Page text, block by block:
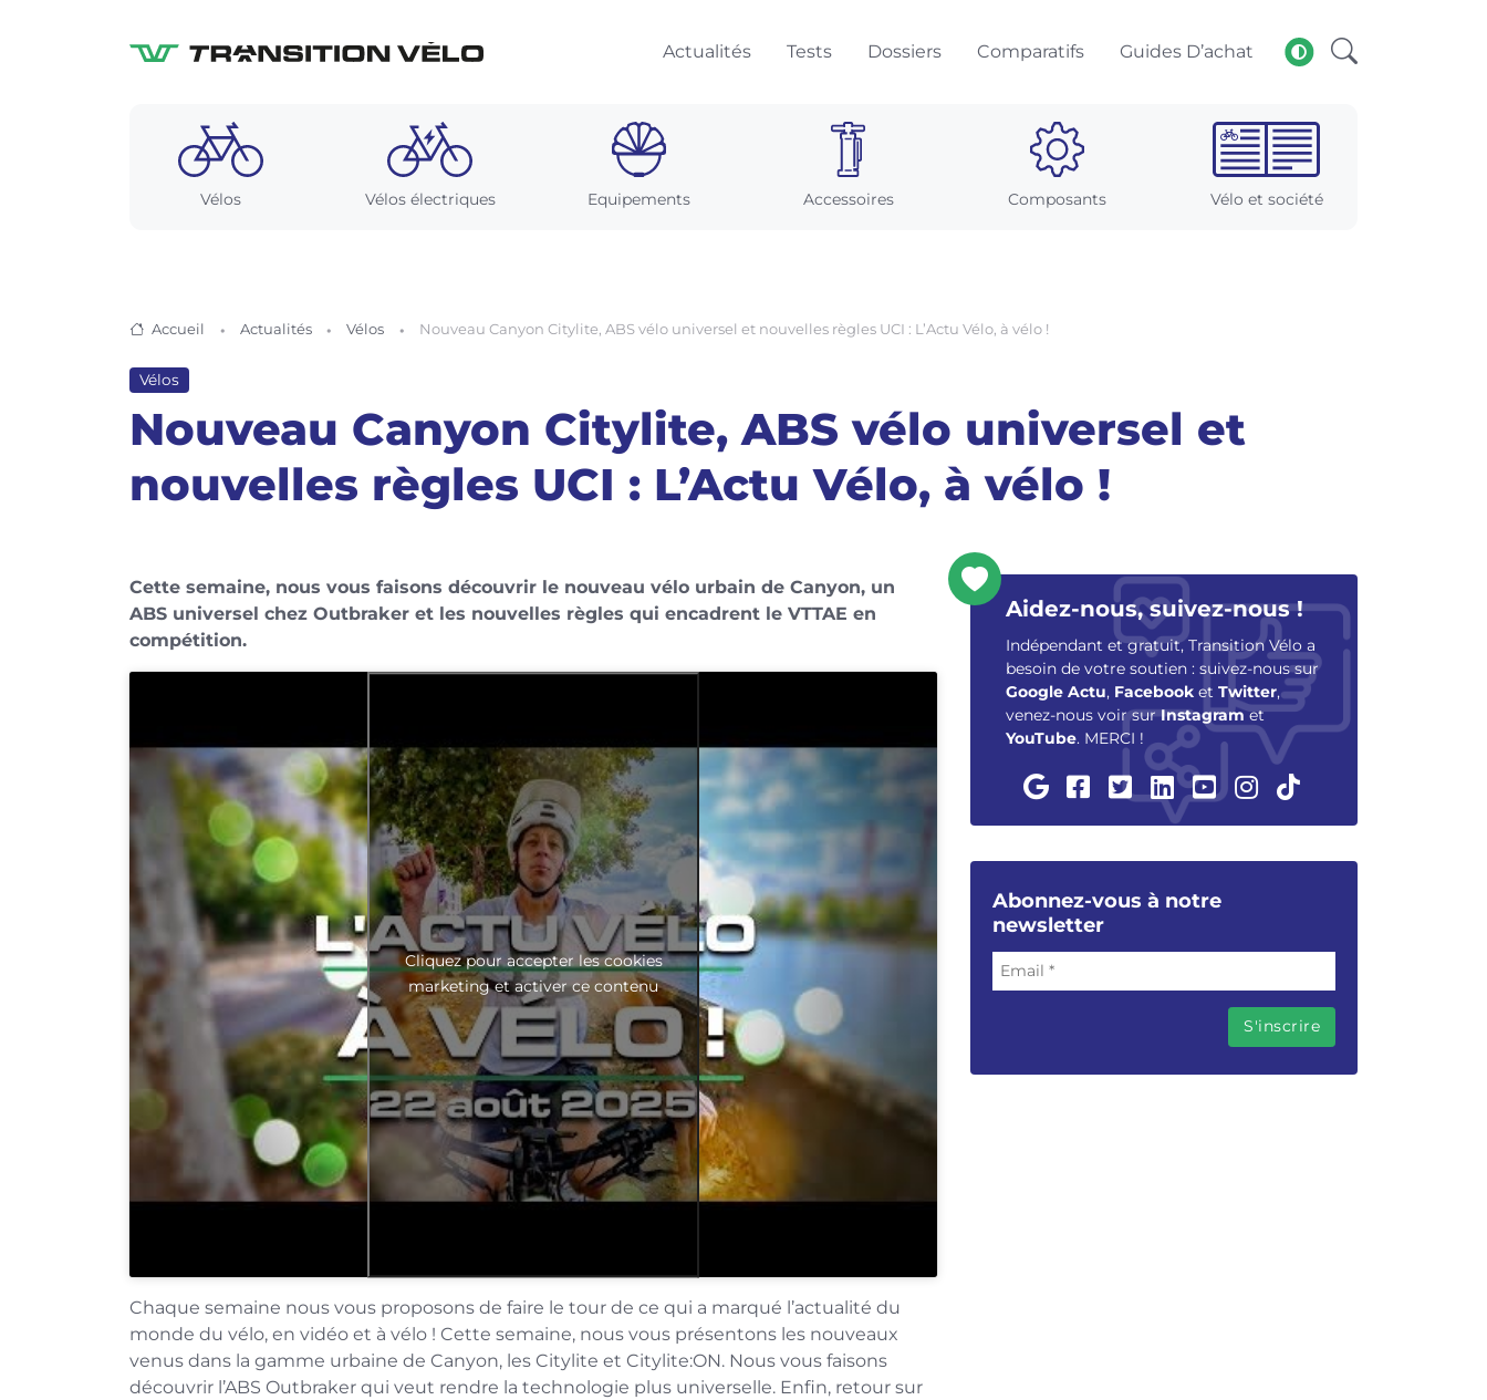
Actualités Tests Dossiers Comparatifs Guides D’achat
Vélos Vélos électriques Equipements Accessoires Composants Vélo et société
Accueil Actualités Vélos Nouveau Canyon Citylite, ABS vélo universel et nouvelles règles UCI : L’Actu Vélo, à vélo !
Vélos
Nouveau Canyon Citylite, ABS vélo universel et
nouvelles règles UCI : L’Actu Vélo, à vélo !
Cette semaine, nous vous faisons découvrir le nouveau vélo urbain de Canyon, un
ABS universel chez Outbraker et les nouvelles règles qui encadrent le VTTAE en
compétition.
Cliquez pour accepter les cookies
marketing et activer ce contenu
Chaque semaine nous vous proposons de faire le tour de ce qui a marqué l’actualité du
monde du vélo, en vidéo et à vélo ! Cette semaine, nous vous présentons les nouveaux
venus dans la gamme urbaine de Canyon, les Citylite et Citylite:ON. Nous vous faisons
découvrir l’ABS Outbraker qui veut rendre la technologie plus universelle. Enfin, retour sur
Aidez-nous, suivez-nous !
Indépendant et gratuit, Transition Vélo a
besoin de votre soutien : suivez-nous sur
Google Actu, Facebook et Twitter,
venez-nous voir surInstagramet
YouTube. MERCI !
Abonnez-vous à notre
newsletter